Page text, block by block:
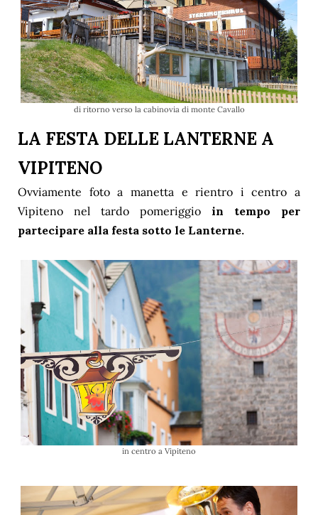
di ritorno verso la cabinovia di monte Cavallo
LA FESTA DELLE LANTERNE A
VIPITENO
Ovviamente foto a manetta e rientro i centro a
Vipiteno nel tardo pomeriggio in tempo per
partecipare alla festa sotto le Lanterne.
in centro a Vipiteno